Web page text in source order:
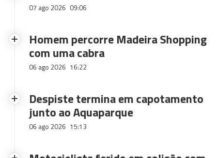
07 ago 2026 09:06
Homem percorre Madeira Shopping
com uma cabra
06 ago 2026 16:22
Despiste termina em capotamento
junto ao Aquaparque
06 ago 2026 15:13